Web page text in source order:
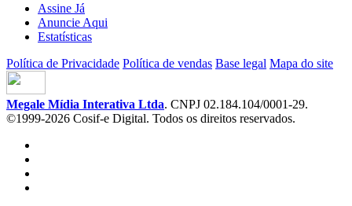
Assine Já
Anuncie Aqui
Estatísticas
Política de Privacidade Política de vendas Base legal Mapa do site
Megale Mídia Interativa Ltda. CNPJ 02.184.104/0001-29.
©1999-2026 Cosif-e Digital. Todos os direitos reservados.